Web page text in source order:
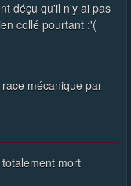
déçu qu'il n'y ai pas
collé pourtant :'(
mécanique par
mort